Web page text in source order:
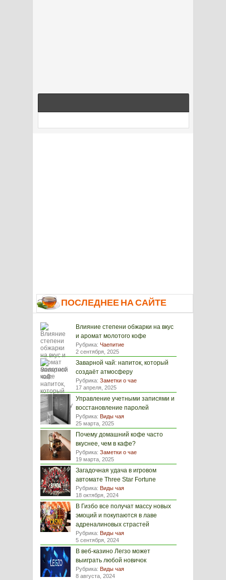
ПОСЛЕДНЕЕ НА САЙТЕ
Влияние степени обжарки на вкус
и аромат молотого кофе
Рубрика: Чаепитие
2 сентября, 2025
Заварной чай: напиток, который
создаёт атмосферу
Рубрика: Заметки о чае
17 апреля, 2025
Управление учетными записями и
восстановление паролей
Рубрика: Виды чая
25 марта, 2025
Почему домашний кофе часто
вкуснее, чем в кафе?
Рубрика: Заметки о чае
19 марта, 2025
Загадочная удача в игровом
автомате Three Star Fortune
Рубрика: Виды чая
18 октября, 2024
В Гизбо все получат массу новых
эмоций и покупаются в лаве
адреналиновых страстей
Рубрика: Виды чая
5 сентября, 2024
В веб-казино Легзо может
выиграть любой новичок
Рубрика: Виды чая
8 августа, 2024